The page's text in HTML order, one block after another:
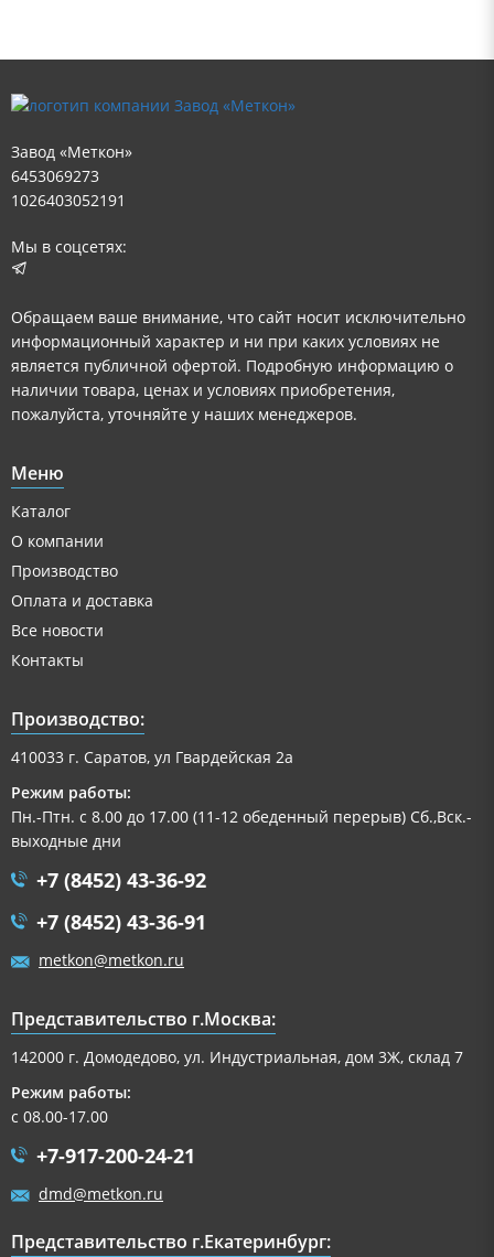
Завод «Меткон»
6453069273
1026403052191
Мы в соцсетях:
Обращаем ваше внимание, что сайт носит исключительно
информационный характер и ни при каких условиях не
является публичной офертой. Подробную информацию о
наличии товара, ценах и условиях приобретения,
пожалуйста, уточняйте у наших менеджеров.
Меню
Каталог
О компании
Производство
Оплата и доставка
Все новости
Контакты
Производство:
410033 г. Саратов, ул Гвардейская 2а
Режим работы:
Пн.-Птн. с 8.00 до 17.00 (11-12 обеденный перерыв) Сб.,Вск.-
выходные дни
+7 (8452) 43-36-92
+7 (8452) 43-36-91
metkon@metkon.ru
Представительство г.Москва:
142000 г. Домодедово, ул. Индустриальная, дом 3Ж, склад 7
Режим работы:
с 08.00-17.00
+7-917-200-24-21
dmd@metkon.ru
Представительство г.Екатеринбург: